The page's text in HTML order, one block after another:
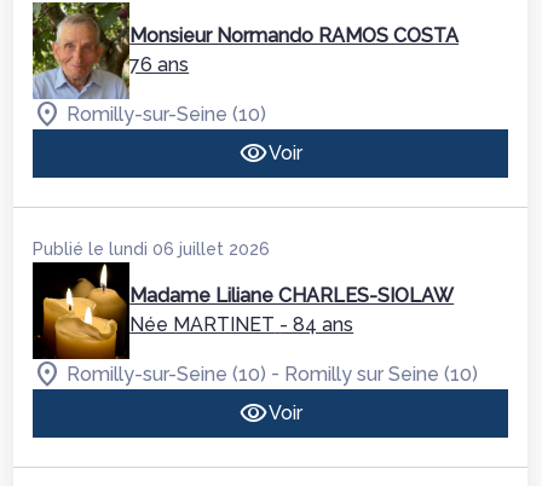
Monsieur Normando RAMOS COSTA
76 ans
Romilly-sur-Seine (10)
Voir
Publié le lundi 06 juillet 2026
Madame Liliane CHARLES-SIOLAW
Née MARTINET - 84 ans
Romilly-sur-Seine (10) - Romilly sur Seine (10)
Voir